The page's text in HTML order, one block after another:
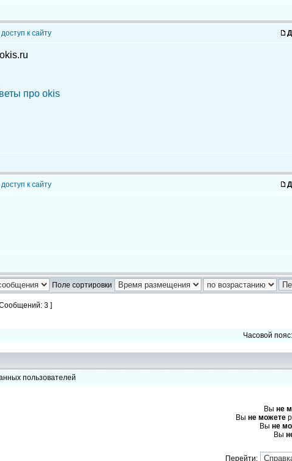
доступ к сайту
про okis
доступ к сайту
Поле сортировки
3 ]
Часовой
пользователей
Вы не
Вы не можете
Вы не
Вы
Перейти: